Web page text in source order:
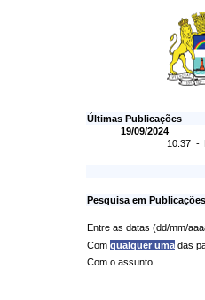
Últimas Publicações
19/09/2024
10:37 -
Pesquisa em
Entre as datas (dd/mm/
Com qualquer umadas
Com o assunto